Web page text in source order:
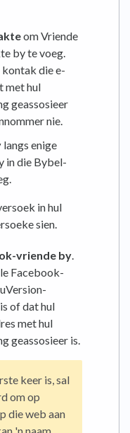
om Vriende
by te voeg.
die e-
met hul
geassosieer
nie.
langs enige
in die Bybel-
in hul
sien.
vriende by.
Facebook-
of dat hul
met hul
geassosieer is.
keer is, sal
om op
die web aan